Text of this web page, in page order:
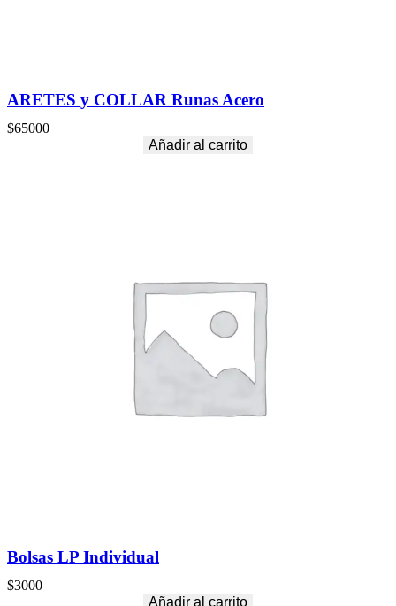
ARETES y COLLAR Runas Acero
$65000
Añadir al carrito
Bolsas LP Individual
$3000
Añadir al carrito